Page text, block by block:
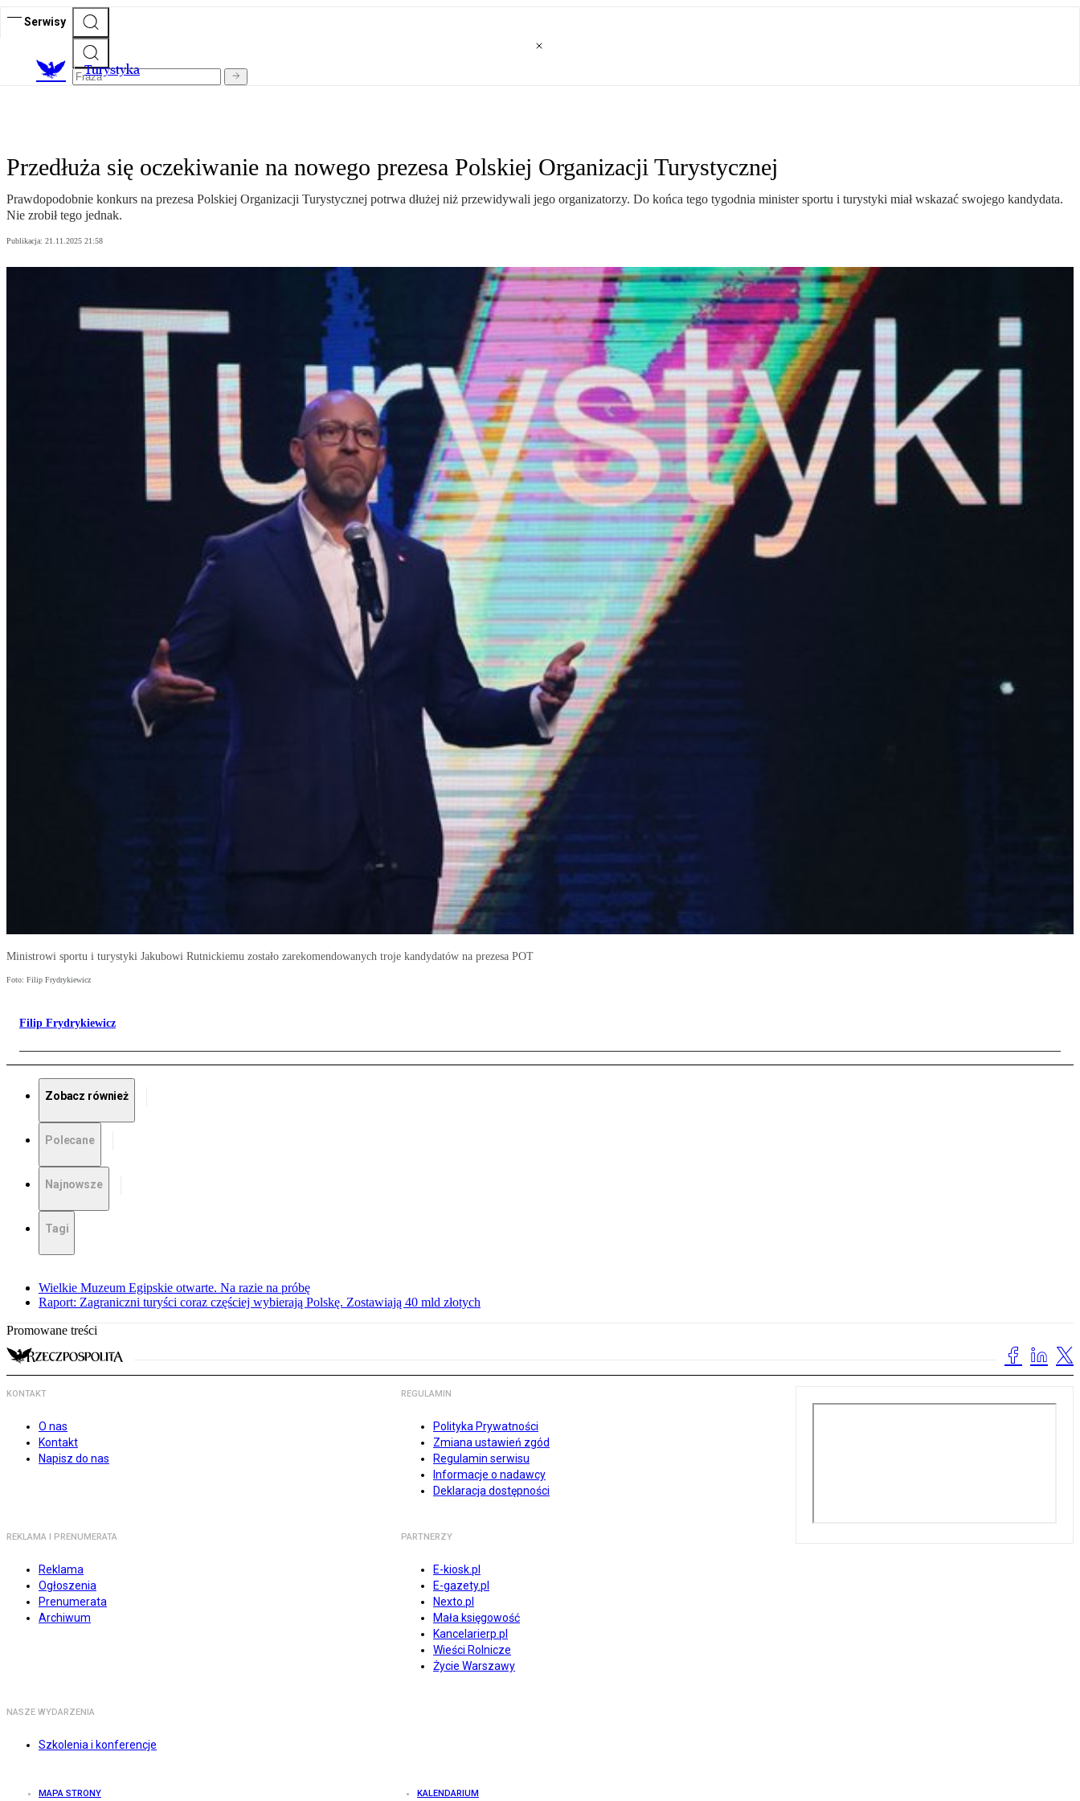
Serwisy
Turystyka
Przedłuża się oczekiwanie na nowego prezesa Polskiej Organizacji Turystycznej
Prawdopodobnie konkurs na prezesa Polskiej Organizacji Turystycznej potrwa dłużej niż przewidywali jego organizatorzy. Do końca tego tygodnia minister sportu i turystyki miał wskazać swojego kandydata.
Nie zrobił tego jednak.
Publikacja: 21.11.2025 21:58
Ministrowi sportu i turystyki Jakubowi Rutnickiemu zostało zarekomendowanych troje kandydatów na prezesa POT
Foto: Filip Frydrykiewicz
Filip Frydrykiewicz
Zobacz również
Polecane
Najnowsze
Tagi
Wielkie Muzeum Egipskie otwarte. Na razie na próbę
Raport: Zagraniczni turyści coraz częściej wybierają Polskę. Zostawiają 40 mld złotych
Promowane treści
KONTAKT
O nas
Kontakt
Napisz do nas
REGULAMIN
Polityka Prywatności
Zmiana ustawień zgód
Regulamin serwisu
Informacje o nadawcy
Deklaracja dostępności
REKLAMA I PRENUMERATA
Reklama
Ogłoszenia
Prenumerata
Archiwum
PARTNERZY
E-kiosk.pl
E-gazety.pl
Nexto.pl
Mała księgowość
Kancelarierp.pl
Wieści Rolnicze
Życie Warszawy
NASZE WYDARZENIA
Szkolenia i konferencje
MAPA STRONY KALENDARIUM